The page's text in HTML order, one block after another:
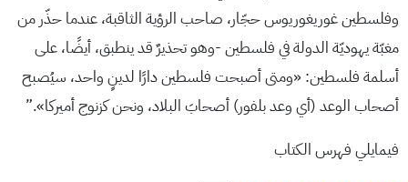
وفلسطين غوريغوريوس حجّار، صاحب الرؤية الثاقبة، عندما حذّر من
مغبّة يهوديّة الدولة في فلسطين -وهو تحذيرٌ قد ينطبق، أيضًا، على
أسلمة فلسطين: «ومتى أصبحت فلسطين دارًا لدينٍ واحد، سيُصبح
أصحاب الوعد (أي وعد بلفور) أصحابَ البلاد، ونحن كزنوج أميركا».”
فيمايلي فهرس الكتاب